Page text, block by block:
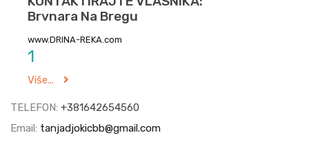
Brvnara Na Bregu
www.DRINA-REKA.com
1
Više...
TELEFON: +381642654560
Email: tanjadjokicbb@gmail.com